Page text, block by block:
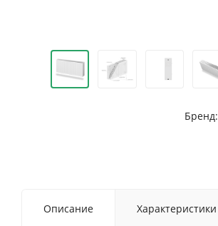
Бренд:
Описание Характеристики